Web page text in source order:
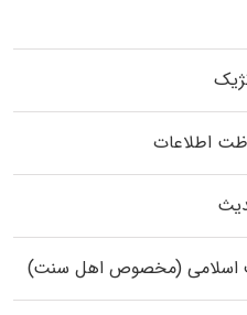
اطلاعات
اسلامی (مخصوص اهل سنت)